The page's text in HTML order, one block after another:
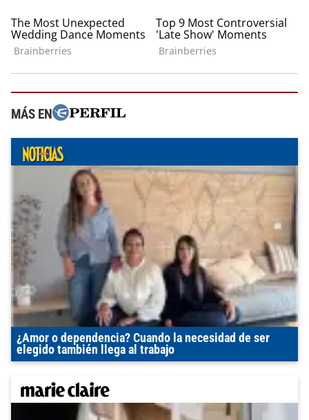
MÁS EN
¿Amor o dependencia? Cuando la necesidad de ser
elegido también llega al trabajo